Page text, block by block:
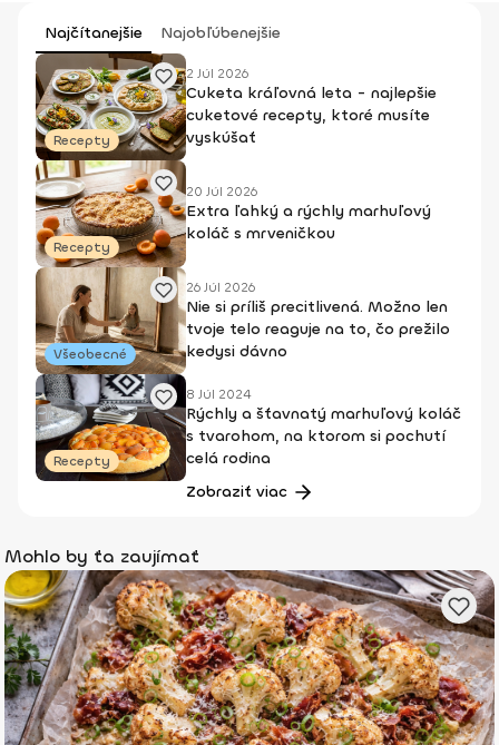
Najčítanejšie Najobľúbenejšie
Recepty
2 Júl 2026
Cuketa kráľovná leta - najlepšie
cuketové recepty, ktoré musíte
vyskúšať
Recepty
20 Júl 2026
Extra ľahký a rýchly marhuľový
koláč s mrveničkou
Všeobecné
26 Júl 2026
Nie si príliš precitlivená. Možno len
tvoje telo reaguje na to, čo prežilo
kedysi dávno
Recepty
8 Júl 2024
Rýchly a šťavnatý marhuľový koláč
s tvarohom, na ktorom si pochutí
celá rodina
Zobraziť viac
Mohlo by ťa zaujímať